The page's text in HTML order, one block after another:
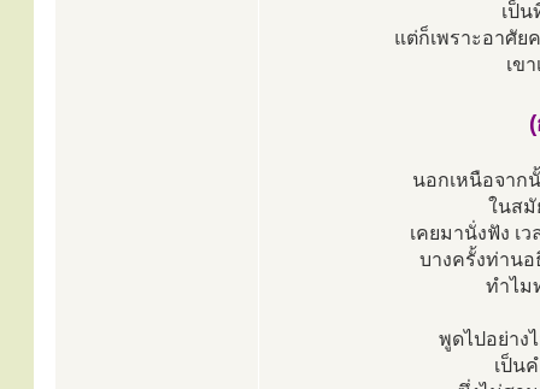
เป็
แต่ก็เพราะอาศั
เข
นอกเหนือจาก
ในสมั
เคยมานั่งฟัง เ
บางครั้งท่าน
ทำไม
พูดไปอย่าง
เป็น